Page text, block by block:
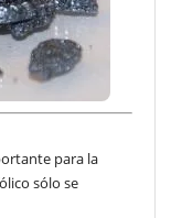
para la
sólo se